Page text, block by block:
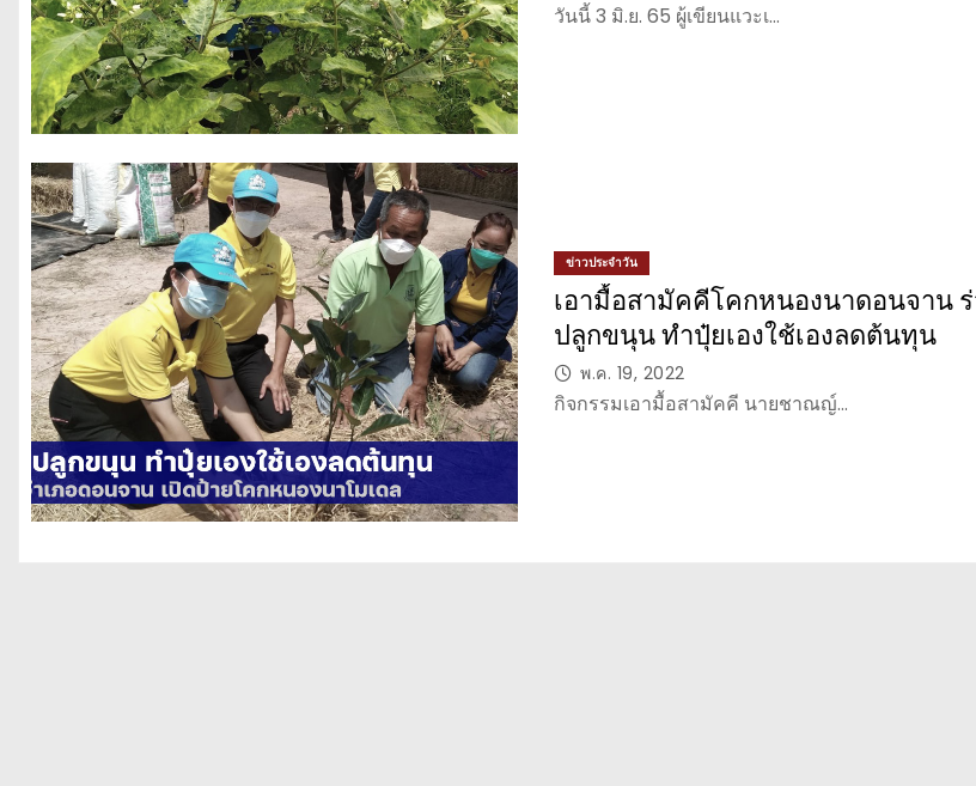
วันนี้ 3 มิ.ย. 65 ผู้เขียนแวะเ…
ข่าวประจำวัน
เอามื้อสามัคคีโคกหนองนาดอนจาน
ปลูกขนุน ทำปุ๋ยเองใช้เองลดต้นทุน
พ.ค. 19, 2022
กิจกรรมเอามื้อสามัคคี นายชาณญ์…